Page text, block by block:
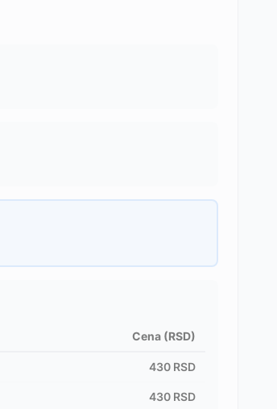
Cena (RSD)
430 RSD
430 RSD